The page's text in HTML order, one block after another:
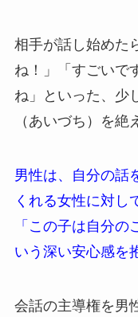
相手が話し始めた
ね！」「すごいで
ね」といった、少
（あいづち）を絶
男性は、自分の話
くれる女性に対し
「この子は自分
いう深い安心感を
会話の主導権を男